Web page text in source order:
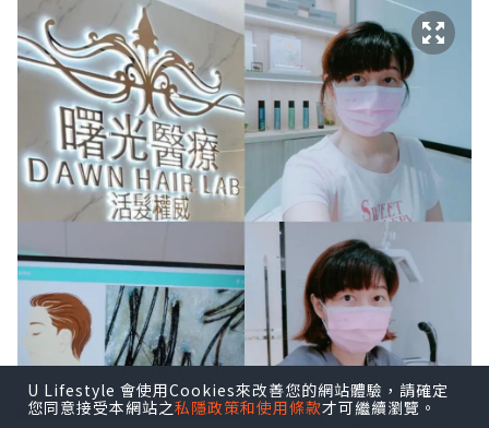
U Lifestyle 會使用Cookies來改善您的網站體驗，請確定
您同意接受本網站之私隱政策和使用條款才可繼續瀏覽。